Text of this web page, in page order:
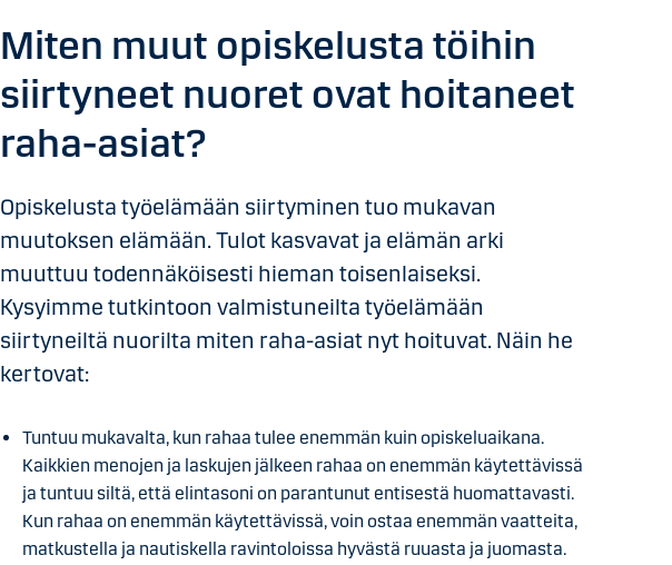
Miten muut opiskelusta töihin
siirtyneet nuoret ovat hoitaneet
raha-asiat?
Opiskelusta työelämään siirtyminen tuo mukavan
muutoksen elämään. Tulot kasvavat ja elämän arki
muuttuu todennäköisesti hieman toisenlaiseksi.
Kysyimme tutkintoon valmistuneilta työelämään
siirtyneiltä nuorilta miten raha-asiat nyt hoituvat. Näin he
kertovat:
Tuntuu mukavalta, kun rahaa tulee enemmän kuin opiskeluaikana.
Kaikkien menojen ja laskujen jälkeen rahaa on enemmän käytettävissä
ja tuntuu siltä, että elintasoni on parantunut entisestä huomattavasti.
Kun rahaa on enemmän käytettävissä, voin ostaa enemmän vaatteita,
matkustella ja nautiskella ravintoloissa hyvästä ruuasta ja juomasta.